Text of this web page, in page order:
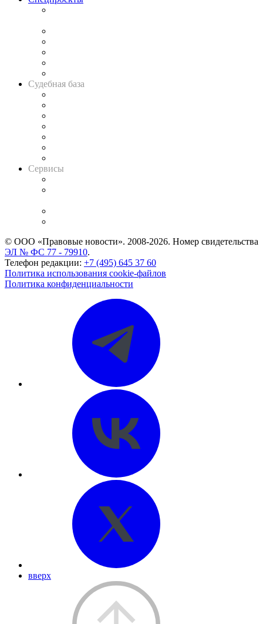
Судебная база
Сервисы
© ООО «Правовые новости». 2008-2026. Номер свидетельства
ЭЛ № ФС 77 - 79910.
Телефон редакции: +7 (495) 645 37 60
Политика использования cookie-файлов
Политика конфиденциальности
вверх